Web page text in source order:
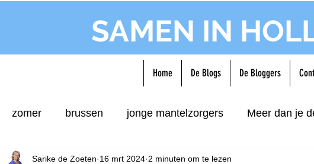
SAMEN IN
Home De Blogs De Bloggers
zomer brussen jonge mantelzorgers Meer dan je
Sarike de Zoeten 16 mrt 2024 2 minuten om te lezen